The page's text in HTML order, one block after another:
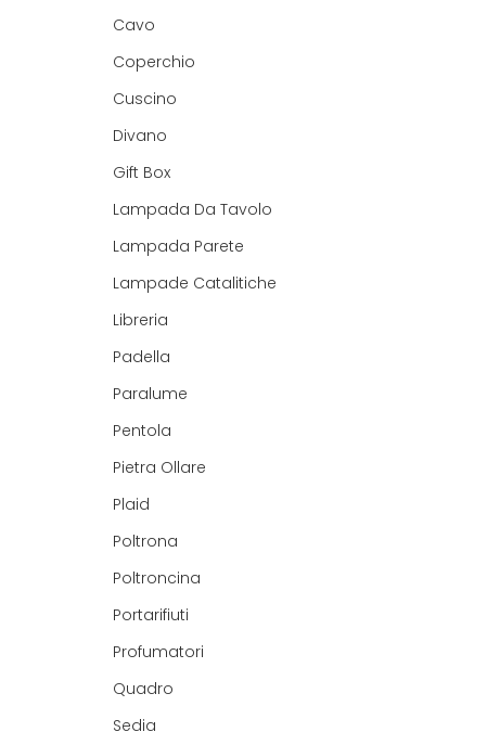
Cavo
Coperchio
Cuscino
Divano
Gift Box
Lampada Da Tavolo
Lampada Parete
Lampade Catalitiche
Libreria
Padella
Paralume
Pentola
Pietra Ollare
Plaid
Poltrona
Poltroncina
Portarifiuti
Profumatori
Quadro
Sedia